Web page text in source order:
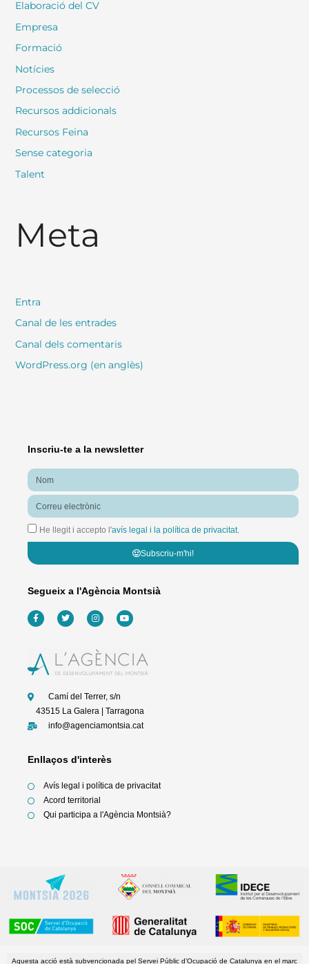
Elaboració del CV
Empresa
Formació
Notícies
Processos de selecció
Recursos addicionals
Recursos Feina
Sense categoria
Talent
Meta
Entra
Canal de les entrades
Canal dels comentaris
WordPress.org (en anglès)
Inscriu-te a la newsletter
Nom
Correu
electrònic
He llegit i accepto l'avís legal i la política de privacitat.
Subscriu-m'hi!
Segueix a l'Agència Montsià
F
a
c
o
o
k
T
w
i
e
I
n
s
g
r
a
Y
o
u
b
e
Camí del Terrer, s/n
43515 La Galera | Tarragona
info@agenciamontsia.cat
Enllaços d'interès
Avís legal i política de privacitat
Acord territorial
Qui participa a l'Agència Montsià?
Aquesta acció està subvencionada pel Servei Públic d’Ocupació de Catalunya en el marc